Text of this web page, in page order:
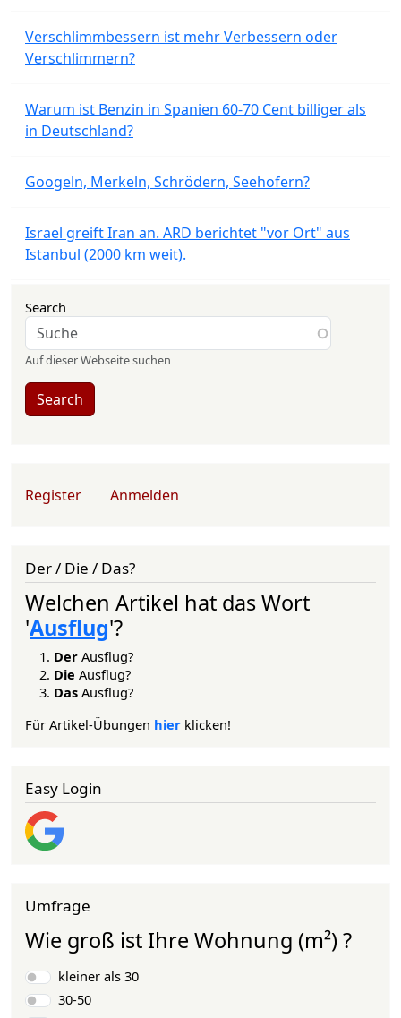
Verschlimmbessern ist mehr Verbessern oder
Verschlimmern?
Warum ist Benzin in Spanien 60-70 Cent billiger als
in Deutschland?
Googeln, Merkeln, Schrödern, Seehofern?
Israel greift Iran an. ARD berichtet "vor Ort" aus
Istanbul (2000 km weit).
Search
Auf dieser Webseite suchen
Search
User account menu
Register Anmelden
Der / Die / Das?
Welchen Artikel hat das Wort
'Ausflug'?
Der Ausflug?
Die Ausflug?
Das Ausflug?
Für Artikel-Übungen hier klicken!
Easy Login
Umfrage
Wie groß ist Ihre Wohnung (m²) ?
Auswahlmöglichkeiten
kleiner als 30
30-50